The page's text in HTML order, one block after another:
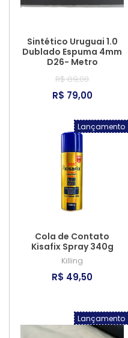
Sintético Uruguai 1.0
Dublado Espuma 4mm
D26- Metro
R$ 89,00
R$ 79,00
Lançamento
Cola de Contato
Kisafix Spray 340g
Killing
R$ 49,50
Lançamento